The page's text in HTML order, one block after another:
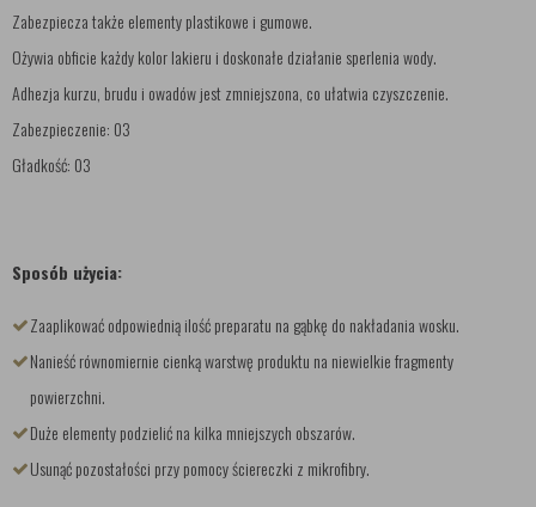
Zabezpiecza także elementy plastikowe i gumowe.
Ożywia obficie każdy kolor lakieru i doskonałe działanie sperlenia wody.
Adhezja kurzu, brudu i owadów jest zmniejszona, co ułatwia czyszczenie.
Zabezpieczenie: 03
Gładkość: 03
Sposób użycia:
Zaaplikować odpowiednią ilość preparatu na gąbkę do nakładania wosku.
Nanieść równomiernie cienką warstwę produktu na niewielkie fragmenty
powierzchni.
Duże elementy podzielić na kilka mniejszych obszarów.
Usunąć pozostałości przy pomocy ściereczki z mikrofibry.